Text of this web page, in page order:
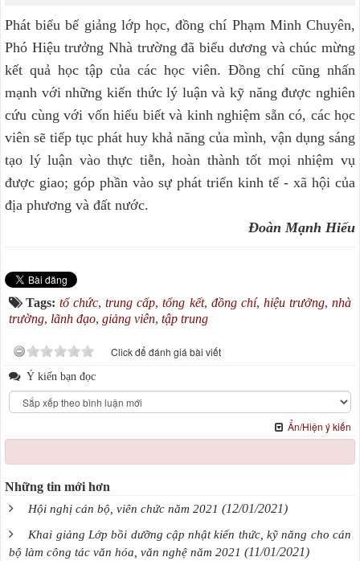
Phát biểu bế giảng lớp học, đồng chí Phạm Minh Chuyên,
Phó Hiệu trưởng Nhà trường đã biểu dương và chúc mừng
kết quả học tập của các học viên. Đồng chí cũng nhấn
mạnh với những kiến thức lý luận và kỹ năng được nghiên
cứu cùng với vốn hiểu biết và kinh nghiệm sẵn có, các học
viên sẽ tiếp tục phát huy khả năng của mình, vận dụng sáng
tạo lý luận vào thực tiễn, hoàn thành tốt mọi nhiệm vụ
được giao; góp phần vào sự phát triển kinh tế - xã hội của
địa phương và đất nước.
Đoàn Mạnh Hiếu
Tags:tổ chức,trung cấp,tổng kết, đồng chí, hiệu trưởng,nhà
trường, lãnh đạo, giảng viên, tập trung
Click để đánh giá bài viết
Ý kiến bạn đọc
Ẩn/Hiện ý kiến
Những tin mới hơn
Hội nghị cán bộ, viên chức năm 2021 (12/01/2021)
Khai giảng Lớp bồi dưỡng cập nhật kiến thức, kỹ năng cho cán
bộ làm công tác văn hóa, văn nghệ năm 2021 (11/01/2021)